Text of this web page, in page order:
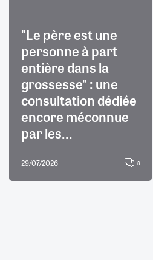
"Le père est une
personne à part
entière dans la
grossesse" : une
consultation dédiée
encore méconnue
par les...
29/07/2026 8